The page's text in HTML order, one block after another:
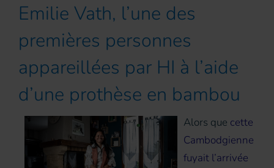
Emilie Vath, l’une des
premières personnes
appareillées par HI à l’aide
d’une prothèse en bambou
Alors que cette
Cambodgienne
fuyait l’arrivée